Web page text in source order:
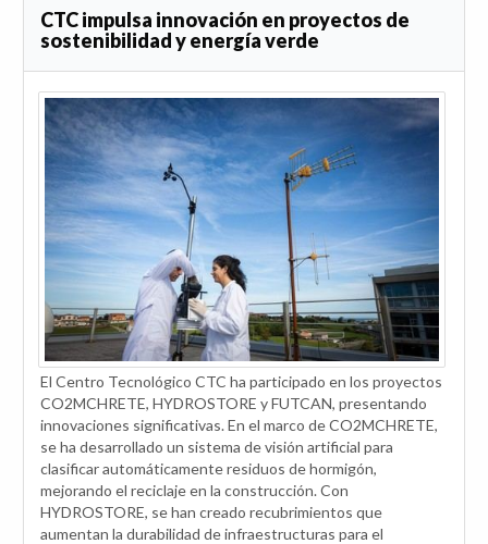
CTC impulsa innovación en proyectos de
sostenibilidad y energía verde
El Centro Tecnológico CTC ha participado en los proyectos
CO2MCHRETE, HYDROSTORE y FUTCAN, presentando
innovaciones significativas. En el marco de CO2MCHRETE,
se ha desarrollado un sistema de visión artificial para
clasificar automáticamente residuos de hormigón,
mejorando el reciclaje en la construcción. Con
HYDROSTORE, se han creado recubrimientos que
aumentan la durabilidad de infraestructuras para el